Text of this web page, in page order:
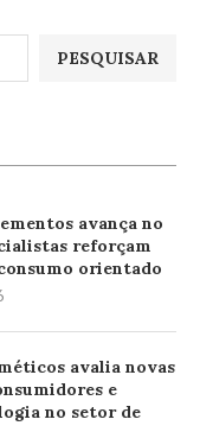
PESQUISAR
avança no
reforçam
orientado
avalia novas
e
no setor de